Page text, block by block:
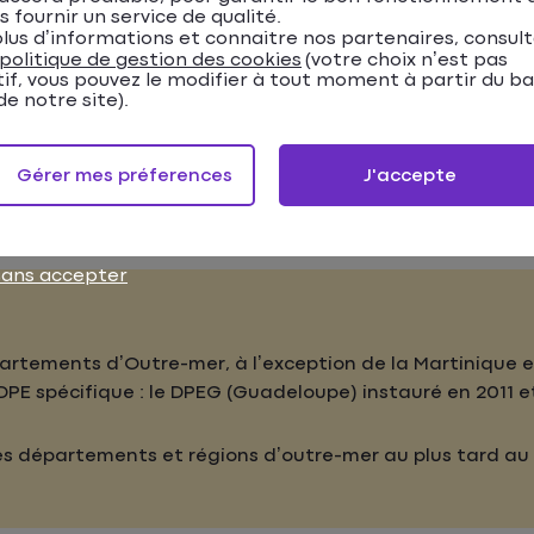
de vente d’un bien immobilier et lors de la location
s'agisse de la location d’un bien nu ou meublé.
d’Outre-mer, à l’exception de la Martinique
spécifique : le DPEG (Guadeloupe) instauré en 2011
départements et régions d’outre-mer au plus tard au
fournir un service de qualité.
d’informations et connaitre nos partenaires,
politique de gestion des cookies (votre choix n’est pas
vous pouvez le modifier à tout moment à partir du
notre site).
accepter
Gérer mes préferences J'accepte